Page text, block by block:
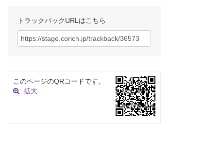
トラックバックURLはこちら
このページのQRコードです。
拡大